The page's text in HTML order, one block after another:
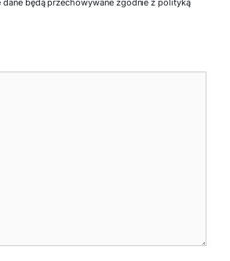
dane będą przechowywane zgodnie z polityką